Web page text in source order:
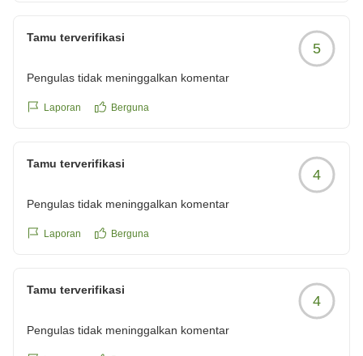
クチコミの詳細はこちらから
https://review.travel.rakuten.co.jp/hotel/voice/177000?
reviewId=33123478563030
Tamu terverifikasi
5
Pengulas tidak meninggalkan komentar
Laporan Berguna
Tamu terverifikasi
4
Pengulas tidak meninggalkan komentar
Laporan Berguna
Tamu terverifikasi
4
Pengulas tidak meninggalkan komentar